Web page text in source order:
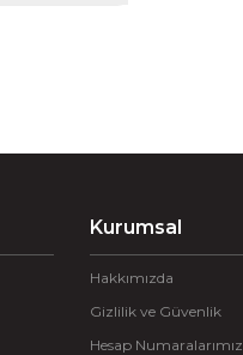
Kurumsal
Hakkımızda
Gizlilik ve Güvenlik
Hesap Numaralarımız